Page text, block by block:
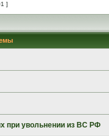
]
при увольнении из ВС РФ